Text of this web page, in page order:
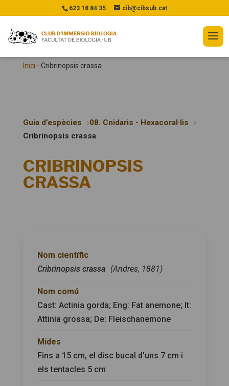
623 18 84 35 cib@cibsub.cat
Inici - Cribrinopsis crassa
Guia d’espècies
08. Cnidaris - Hexacoral·lis
Cribrinopsis crassa
CRIBRINOPSIS
CRASSA
Nom científic
Cribrinopsis crassa (Andres, 1881)
Nom comú
Cast: Actinia gorda; Eng: Fat anemone; It:
Attinia grossa; De: Fleischanemone
Mides
Fins a 15 cm, el disc bucal d'uns 7 cm i
els tentacles 5 cm